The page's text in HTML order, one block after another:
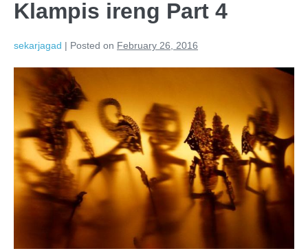
Klampis ireng Part 4
sekarjagad | Posted on February 26, 2016